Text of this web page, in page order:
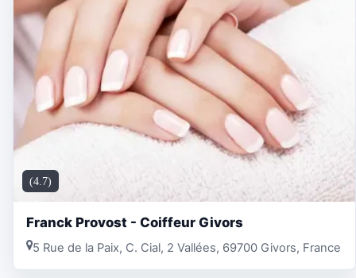
(4.7)
Franck Provost - Coiffeur Givors
5 Rue de la Paix, C. Cial, 2 Vallées, 69700 Givors, France